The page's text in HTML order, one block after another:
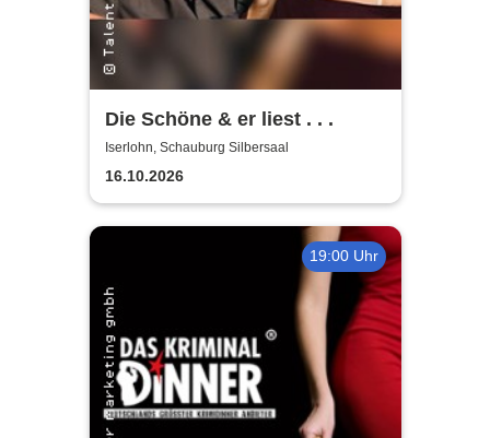
Die Schöne & er liest . . .
Iserlohn, Schauburg Silbersaal
16.10.2026
19:00 Uhr